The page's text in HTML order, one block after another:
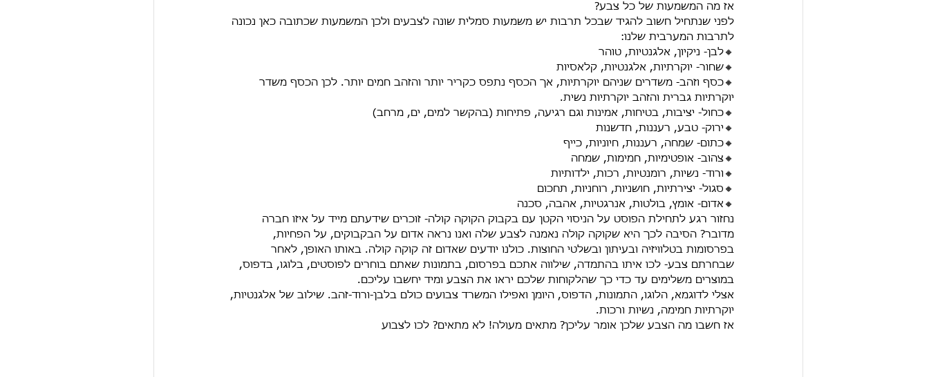
אז מה המשמעות של כל צבע?
לפני שנתחיל חשוב להגיד שבכל תרבות יש משמעות סמלית שונה לצבעים ולכן המשמעות שכתובה כאן נכונה
לתרבות המערבית שלנו:
🔸לבן- ניקיון, אלגנטיות, טוהר
🔸שחור- יוקרתיות, אלגנטיות, קלאסיות
🔸כסף וזהב- משדרים שניהם יוקרתיות, אך הכסף נתפס כקריר יותר והזהב חמים יותר. לכן הכסף משדר
יוקרתיות גברית והזהב יוקרתיות נשית.
🔸כחול- יציבות, בטיחות, אמינות וגם רגיעה, פתיחות (בהקשר למים, ים, מרחב)
🔸ירוק- טבע, רעננות, חדשנות
🔸כתום- שמחה, רעננות, חיוניות, כייף
🔸צהוב- אופטימיות, חמימות, שמחה
🔸ורוד- נשיות, רומנטיות, רכות, ילדותיות
🔸סגול- יצירתיות, חושניות, רוחניות, תחכום
🔸אדום- אומץ, בולטות, אנרגטיות, אהבה, סכנה
נחזור רגע לתחילת הפוסט על הניסוי הקטן עם בקבוק הקוקה קולה- זוכרים שידעתם מייד על איזו חברה
מדובר? הסיבה לכך היא שקוקה קולה נאמנה לצבע שלה ואנו נראה אדום על הבקבוקים, על הפחיות,
בפרסומות בטלוויזיה ובעיתון ובשלטי החוצות. כולנו יודעים שאדום זה קוקה קולה. באותו האופן, לאחר
שבחרתם צבע- לכו איתו בהתמדה, שילווה אתכם בפרסום, בתמונות שאתם בוחרים לפוסטים, בלוגו, בדפוס,
במוצרים משלימים עד כדי כך שהלקוחות שלכם יראו את הצבע ומיד יחשבו עליכם.
אצלי לדוגמא, הלוגו, התמונות, הדפוס, היומן ואפילו המשרד צבועים כולם בלבן-ורוד-זהב. שילוב של אלגנטיות,
יוקרתיות חמימה, נשיות ורכות.
אז חשבו מה הצבע שלכן אומר עליכן? מתאים מעולה! לא מתאים? לכו לצבוע